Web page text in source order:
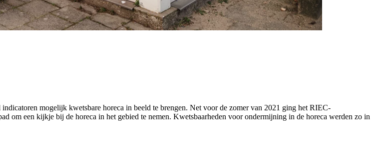
mogelijk kwetsbare horeca in beeld te brengen. Net voor de zomer van 2021 ging het RIEC-
om een kijkje bij de horeca in het gebied te nemen. Kwetsbaarheden voor ondermijning in de horeca werden zo in